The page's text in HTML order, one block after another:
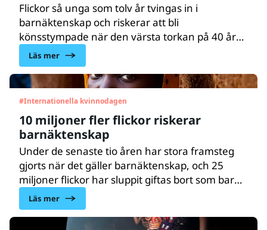
Flickor så unga som tolv år tvingas in i
barnäktenskap och riskerar att bli
könsstympade när den värsta torkan på 40 år
tvingar människor till desperata åtgärder för
att överleva.
Läs mer
#Internationella kvinnodagen
10 miljoner fler flickor riskerar
barnäktenskap
Under de senaste tio åren har stora framsteg
gjorts när det gäller barnäktenskap, och 25
miljoner flickor har sluppit giftas bort som barn.
Men framstegen hotas nu kraftigt av
coronapandemin, visar en ny rapport från
UNICEF på internationella kvinnodagen.
Läs mer